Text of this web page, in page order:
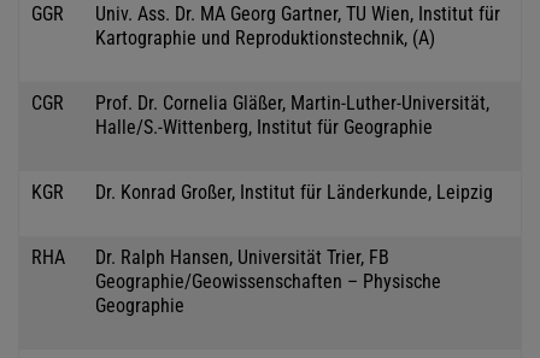
GGR
Univ. Ass. Dr. MA Georg Gartner, TU Wien, Institut für
Kartographie und Reproduktionstechnik, (A)
CGR
Prof. Dr. Cornelia Gläßer, Martin-Luther-Universität,
Halle/S.-Wittenberg, Institut für Geographie
KGR Dr. Konrad Großer, Institut für Länderkunde, Leipzig
RHA
Dr. Ralph Hansen, Universität Trier, FB
Geographie/Geowissenschaften – Physische
Geographie